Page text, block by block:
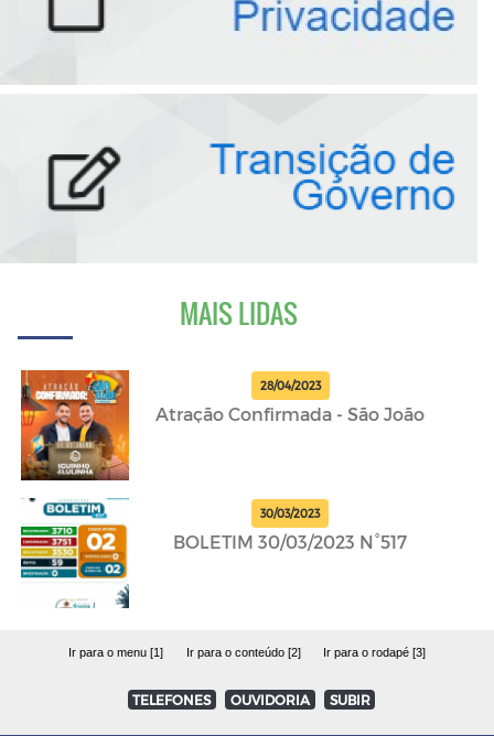
MAIS LIDAS
28/04/2023
Atração Confirmada - São João
30/03/2023
BOLETIM 30/03/2023 N°517
Ir para o menu [1] Ir para o conteúdo [2] Ir para o rodapé [3]
TELEFONES OUVIDORIA SUBIR